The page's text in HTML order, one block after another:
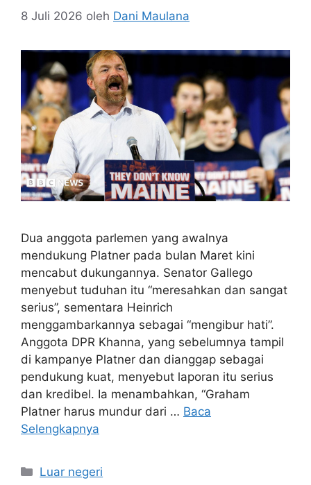
8 Juli 2026 oleh Dani Maulana
Dua anggota parlemen yang awalnya
mendukung Platner pada bulan Maret kini
mencabut dukungannya. Senator Gallego
menyebut tuduhan itu “meresahkan dan sangat
serius”, sementara Heinrich
menggambarkannya sebagai “mengibur hati”.
Anggota DPR Khanna, yang sebelumnya tampil
di kampanye Platner dan dianggap sebagai
pendukung kuat, menyebut laporan itu serius
dan kredibel. Ia menambahkan, “Graham
Platner harus mundur dari … Baca
Selengkapnya
Kategori
Luar negeri